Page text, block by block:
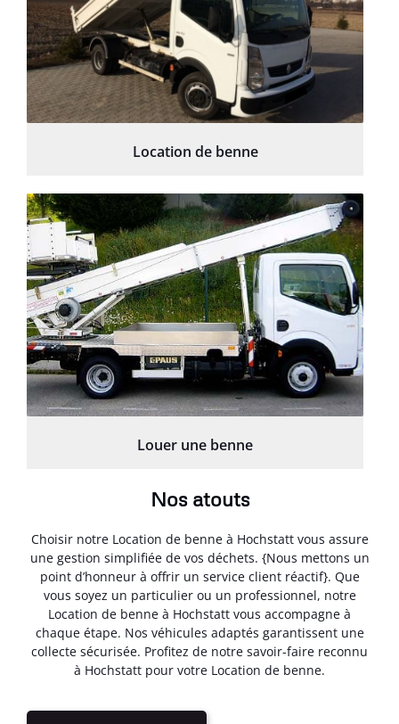
Location de benne
Louer une benne
Nos atouts
Choisir notre Location de benne à Hochstatt vous assure
une gestion simplifiée de vos déchets. {Nous mettons un
point d’honneur à offrir un service client réactif}. Que
vous soyez un particulier ou un professionnel, notre
Location de benne à Hochstatt vous accompagne à
chaque étape. Nos véhicules adaptés garantissent une
collecte sécurisée. Profitez de notre savoir-faire reconnu
à Hochstatt pour votre Location de benne.